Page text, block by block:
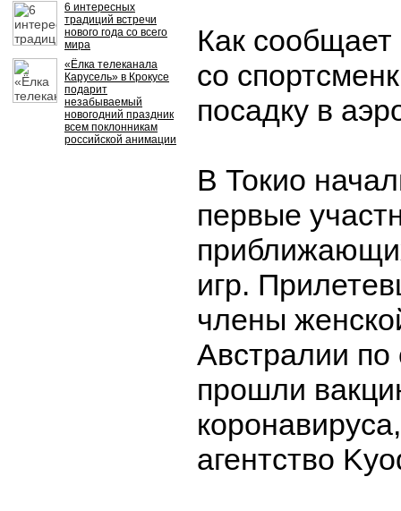
6 интересных
традиций встречи
нового года со всего
мира
«Ёлка телеканала
Карусель» в Крокусе
подарит
незабываемый
новогодний праздник
всем поклонникам
российской анимации
Как
со
посадку в
В Токио
первые
игр.
члены
Австралии
прошли
агентство